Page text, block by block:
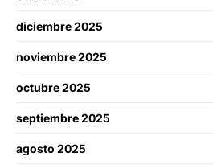
diciembre 2025
noviembre 2025
octubre 2025
septiembre 2025
agosto 2025